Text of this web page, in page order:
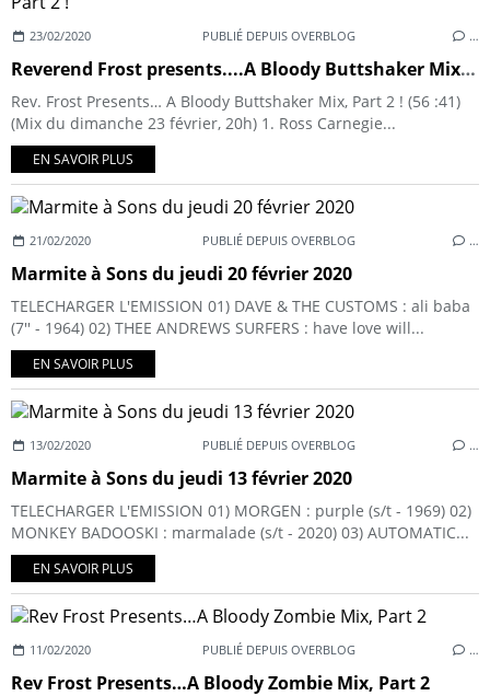
23/02/2020 PUBLIÉ DEPUIS OVERBLOG …
Reverend Frost presents....A Bloody Buttshaker Mix, Part 2 !
Rev. Frost Presents… A Bloody Buttshaker Mix, Part 2 ! (56 :41)
(Mix du dimanche 23 février, 20h) 1. Ross Carnegie...
EN SAVOIR PLUS
21/02/2020 PUBLIÉ DEPUIS OVERBLOG …
Marmite à Sons du jeudi 20 février 2020
TELECHARGER L'EMISSION 01) DAVE & THE CUSTOMS : ali baba
(7'' - 1964) 02) THEE ANDREWS SURFERS : have love will...
EN SAVOIR PLUS
13/02/2020 PUBLIÉ DEPUIS OVERBLOG …
Marmite à Sons du jeudi 13 février 2020
TELECHARGER L'EMISSION 01) MORGEN : purple (s/t - 1969) 02)
MONKEY BADOOSKI : marmalade (s/t - 2020) 03) AUTOMATIC...
EN SAVOIR PLUS
11/02/2020 PUBLIÉ DEPUIS OVERBLOG …
Rev Frost Presents…A Bloody Zombie Mix, Part 2